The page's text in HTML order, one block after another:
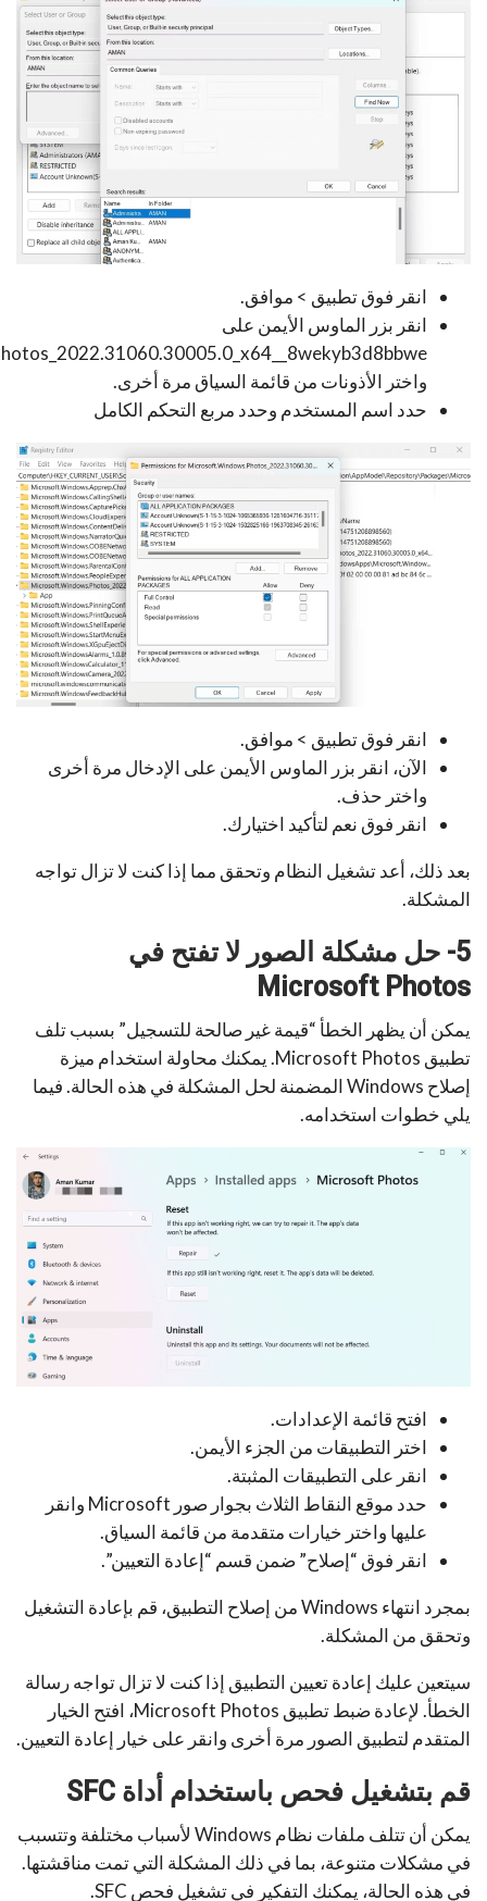
انقر فوق تطبيق > موافق.
انقر بزر الماوس الأيمن على
واختر الأذونات من قائمة السياق مرة أخرى.
حدد اسم المستخدم وحدد مربع التحكم الكامل
انقر فوق تطبيق > موافق.
الآن، انقر بزر الماوس الأيمن على الإدخال مرة أخرى
واختر حذف.
انقر فوق نعم لتأكيد اختيارك.
بعد ذلك، أعد تشغيل النظام وتحقق مما إذا كنت لا تزال تواجه
المشكلة.
5- حل مشكلة الصور لا تفتح في
Microsoft Photos
يمكن أن يظهر الخطأ “قيمة غير صالحة للتسجيل” بسبب تلف
تطبيق Microsoft Photos. يمكنك محاولة استخدام ميزة
إصلاح Windows المضمنة لحل المشكلة في هذه الحالة. فيما
يلي خطوات استخدامه.
افتح قائمة الإعدادات.
اختر التطبيقات من الجزء الأيمن.
انقر على التطبيقات المثبتة.
حدد موقع النقاط الثلاث بجوار صور Microsoft وانقر
عليها واختر خيارات متقدمة من قائمة السياق.
انقر فوق “إصلاح” ضمن قسم “إعادة التعيين”.
بمجرد انتهاء Windows من إصلاح التطبيق، قم بإعادة التشغيل
وتحقق من المشكلة.
سيتعين عليك إعادة تعيين التطبيق إذا كنت لا تزال تواجه رسالة
الخطأ. لإعادة ضبط تطبيق Microsoft Photos، افتح الخيار
المتقدم لتطبيق الصور مرة أخرى وانقر على خيار إعادة التعيين.
قم بتشغيل فحص باستخدام أداة SFC
يمكن أن تتلف ملفات نظام Windows لأسباب مختلفة وتتسبب
في مشكلات متنوعة، بما في ذلك المشكلة التي تمت مناقشتها.
في هذه الحالة، يمكنك التفكير في تشغيل فحص SFC.